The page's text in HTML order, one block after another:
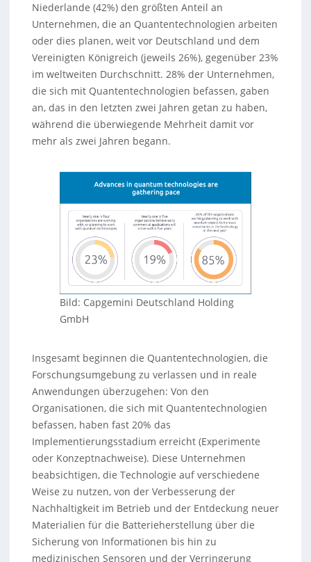
Niederlande (42%) den größten Anteil an
Unternehmen, die an Quantentechnologien arbeiten
oder dies planen, weit vor Deutschland und dem
Vereinigten Königreich (jeweils 26%), gegenüber 23%
im weltweiten Durchschnitt. 28% der Unternehmen,
die sich mit Quantentechnologien befassen, gaben
an, das in den letzten zwei Jahren getan zu haben,
während die überwiegende Mehrheit damit vor
mehr als zwei Jahren begann.
Bild: Capgemini Deutschland Holding
GmbH
Insgesamt beginnen die Quantentechnologien, die
Forschungsumgebung zu verlassen und in reale
Anwendungen überzugehen: Von den
Organisationen, die sich mit Quantentechnologien
befassen, haben fast 20% das
Implementierungsstadium erreicht (Experimente
oder Konzeptnachweise). Diese Unternehmen
beabsichtigen, die Technologie auf verschiedene
Weise zu nutzen, von der Verbesserung der
Nachhaltigkeit im Betrieb und der Entdeckung neuer
Materialien für die Batterieherstellung über die
Sicherung von Informationen bis hin zu
medizinischen Sensoren und der Verringerung